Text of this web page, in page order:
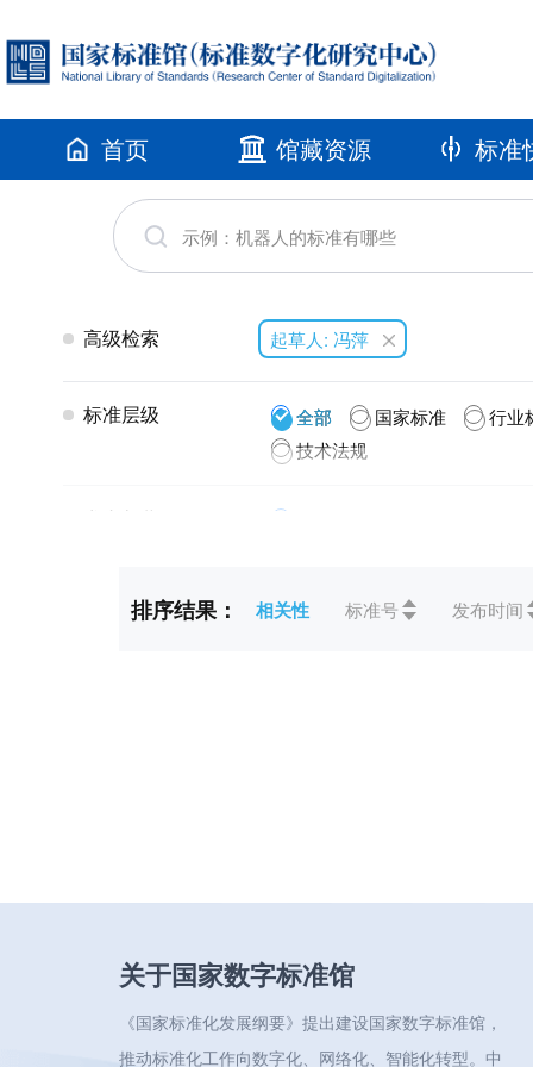
首页 馆藏资源 标准
高级检索 起草人: 冯萍
标准层级 全部 国家标准
行业
技术法规
发布年代
排序结果： 相关性 标准号 发布时间
关于国家数字标准馆
《国家标准化发展纲要》提出建设国家数字标准馆，
推动标准化工作向数字化、网络化、智能化转型。中